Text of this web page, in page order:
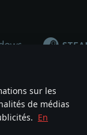
sur les
de médias
En
pas la
are the property of